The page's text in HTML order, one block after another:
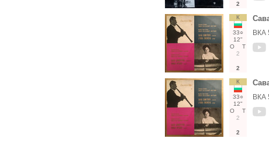
2
К
33○
12"
О
Т
2
2
ВКА
К
33○
12"
О
Т
2
2
ВКА